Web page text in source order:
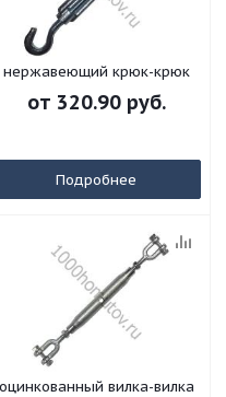
нержавеющий крюк-крюк
от 320.90 руб.
Подробнее
оцинкованный вилка-вилка